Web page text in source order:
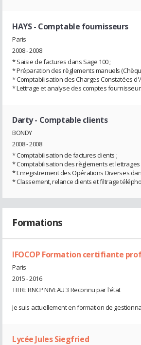
HAYS- Comptable fournisseurs
Paris
2008 - 2008
* Saisie de factures dans Sage 100 ;
* Préparation des règlements manuels
* Comptabilisation des Charges Constatées
* Lettrage et analyse des comptes
Darty- Comptable clients
BONDY
2008 - 2008
* Comptabilisation de factures clients ;
* Comptabilisation des règlements et lettrages
* Enregistrement des Opérations Diverses
* Classement, relance clients et filtrage
Formations
IFOCOP Formation certifiante
Paris
2015 - 2016
TITRE RNCP NIVEAU 3 Reconnu par l'état
Je suis actuellement en formation de
Lycée Jules Siegfried